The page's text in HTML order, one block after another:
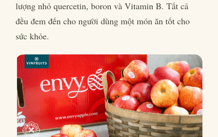
lượng nhỏ quercetin, boron và Vitamin B. Tất cả
đều đem đến cho người dùng một món ăn tốt cho
sức khỏe.